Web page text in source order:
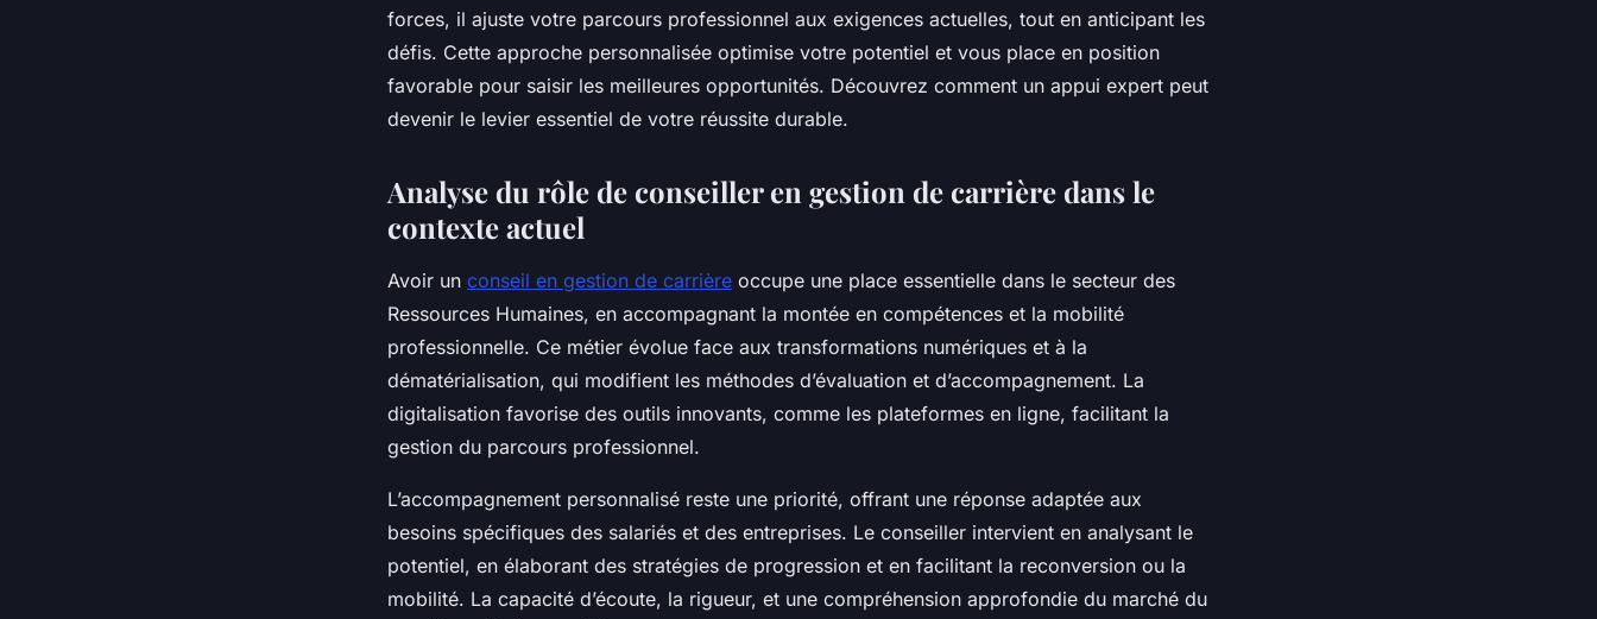
forces, il ajuste votre parcours professionnel aux exigences actuelles, tout en anticipant les
défis. Cette approche personnalisée optimise votre potentiel et vous place en position
favorable pour saisir les meilleures opportunités. Découvrez comment un appui expert peut
devenir le levier essentiel de votre réussite durable.
Analyse du rôle de conseiller en gestion de carrière dans le
contexte actuel
Avoir un conseil en gestion de carrière occupe une place essentielle dans le secteur des
Ressources Humaines, en accompagnant la montée en compétences et la mobilité
professionnelle. Ce métier évolue face aux transformations numériques et à la
dématérialisation, qui modifient les méthodes d’évaluation et d’accompagnement. La
digitalisation favorise des outils innovants, comme les plateformes en ligne, facilitant la
gestion du parcours professionnel.
L’accompagnement personnalisé reste une priorité, offrant une réponse adaptée aux
besoins spécifiques des salariés et des entreprises. Le conseiller intervient en analysant le
potentiel, en élaborant des stratégies de progression et en facilitant la reconversion ou la
mobilité. La capacité d’écoute, la rigueur, et une compréhension approfondie du marché du